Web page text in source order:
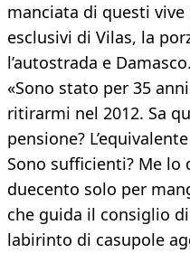
manciata di questi
esclusivi di Vilas, la
l’autostrada e
«Sono stato per 35
ritirarmi nel 2012. Sa
pensione?
Sono sufficienti? Me lo
duecento solo per
che guida il consiglio
labirinto di casupole